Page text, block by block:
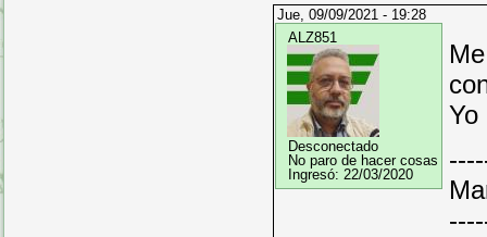
Jue, 09/09/2021 - 19:28
ALZ851
Desconectado
No paro de hacer cosas
Ingresó: 22/03/2020
Yo